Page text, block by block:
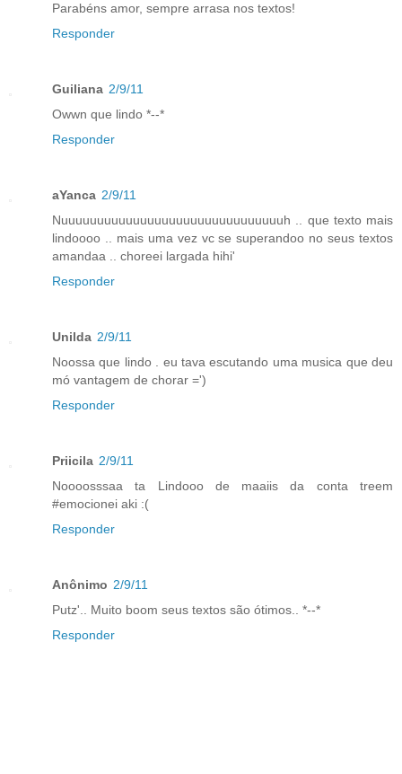
Parabéns amor, sempre arrasa nos textos!
Responder
Guiliana 2/9/11
Owwn que lindo *--*
Responder
aYanca 2/9/11
Nuuuuuuuuuuuuuuuuuuuuuuuuuuuuuuuh .. que texto mais
lindoooo .. mais uma vez vc se superandoo no seus textos
amandaa .. choreei largada hihi'
Responder
Unilda 2/9/11
Noossa que lindo . eu tava escutando uma musica que deu
mó vantagem de chorar =')
Responder
Priicila 2/9/11
Noooosssaa ta Lindooo de maaiis da conta treem
#emocionei aki :(
Responder
Anônimo 2/9/11
Putz'.. Muito boom seus textos são ótimos.. *--*
Responder